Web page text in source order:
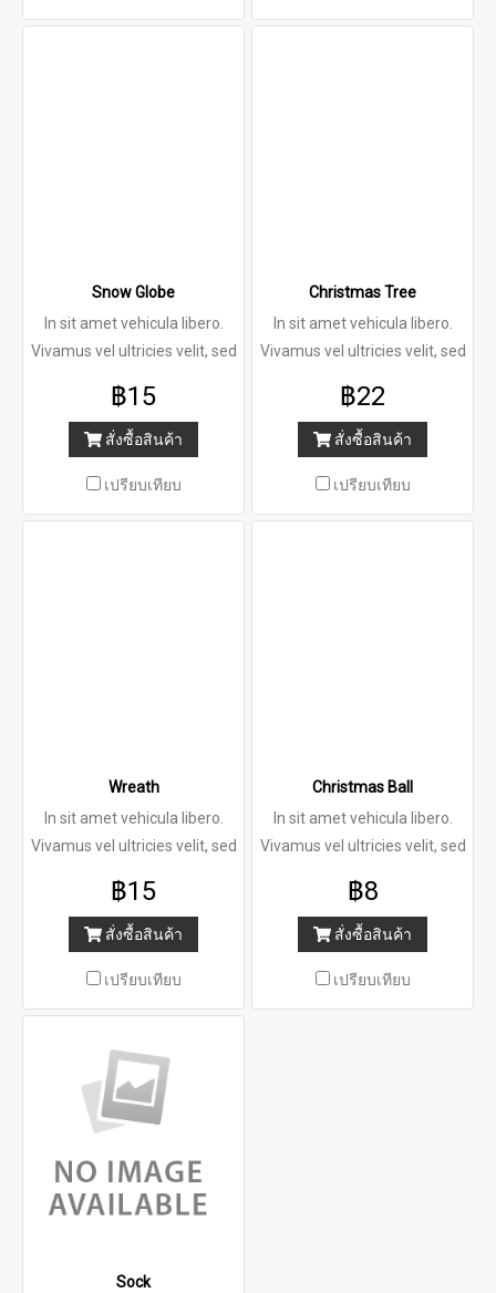
Snow Globe
In sit amet vehicula libero.
Vivamus vel ultricies velit, sed
฿15
สั่งซื้อสินค้า
เปรียบเทียบ
Christmas Tree
In sit amet vehicula libero.
Vivamus vel ultricies velit, sed
฿22
สั่งซื้อสินค้า
เปรียบเทียบ
Wreath
In sit amet vehicula libero.
Vivamus vel ultricies velit, sed
฿15
สั่งซื้อสินค้า
เปรียบเทียบ
Christmas Ball
In sit amet vehicula libero.
Vivamus vel ultricies velit, sed
฿8
สั่งซื้อสินค้า
เปรียบเทียบ
Sock